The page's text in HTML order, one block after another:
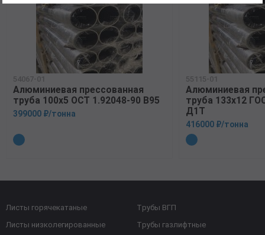
54067-01
Алюминиевая прессованная
труба 100х5 ОСТ 1.92048-90 В95
399000 ₽/тонна
55115-01
Алюминиевая
труба 133х12
Д1Т
416000 ₽/тонна
Листы горячекатаные
Листы низколегированные
Трубы ВГП
Трубы газлифтные